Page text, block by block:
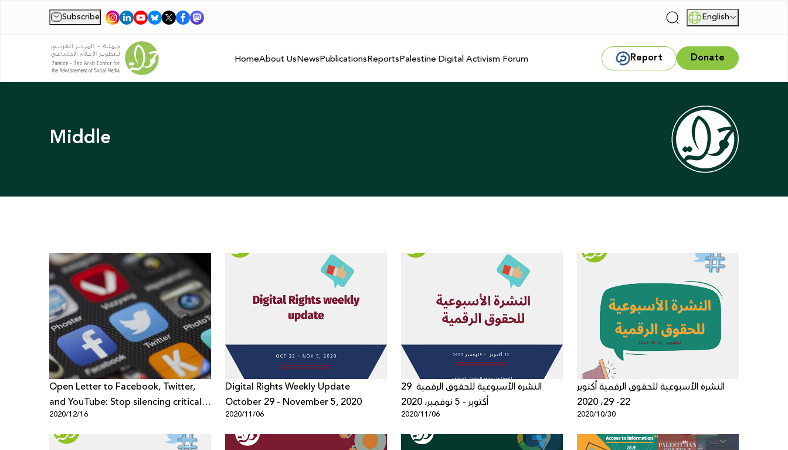
Subscribe | | English
HomeAbout UsNewsPublicationsReportsPalestine Digital Activism Forum Report Donate
Middle
Open Letter to Facebook, Twitter,
and YouTube: Stop silencing critical
voices from the Middle East and
North Africa
2020/12/16
Digital Rights Weekly Update
October 29 - November 5, 2020
2020/11/06
النشرة الأسبوعية للحقوق الرقمية 29
2020/11/06
النشرة الأسبوعية للحقوق الرقمية أكتوبر
22- 29، 2020
2020/10/30